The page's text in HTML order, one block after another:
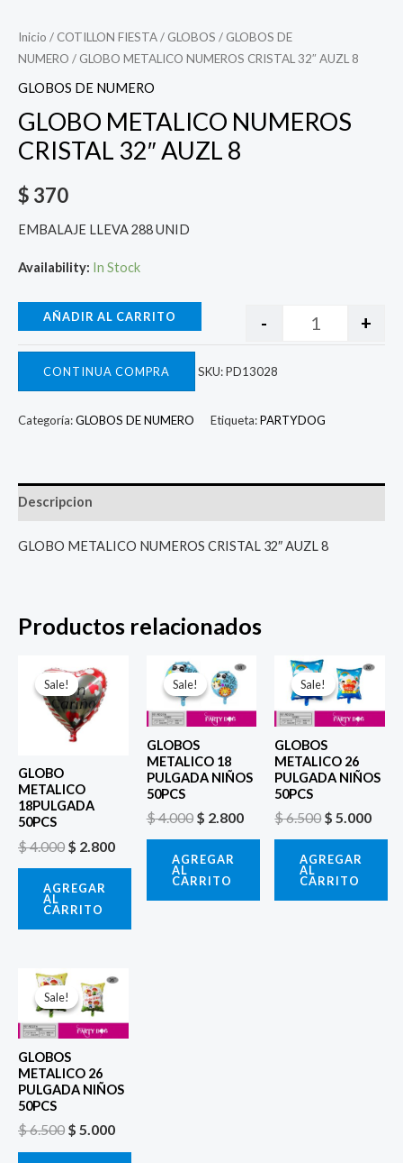
Inicio / COTILLON FIESTA/ GLOBOS / GLOBOS DE
NUMERO / GLOBO METALICO NUMEROS CRISTAL 32″ AUZL 8
GLOBOS DE NUMERO
GLOBO METALICO NUMEROS
CRISTAL 32″ AUZL 8
$ 370
EMBALAJE LLEVA 288 UNID
Availability: In Stock
- +
AÑADIR AL CARRITO
CONTINUA COMPRA SKU:PD13028
Categoría:GLOBOS DE NUMERO Etiqueta:PARTYDOG
Descripcion
GLOBO METALICO NUMEROS CRISTAL 32″ AUZL 8
Productos relacionados
Sale!
Sale!
GLOBO
METALICO
18PULGADA
50PCS
$4.000
precio
original
era:
$ 4.000.
$ 2.800
AGREGAR
AL
CARRITO
Sale!
Sale!
GLOBOS
METALICO 18
PULGADA NIÑOS
50PCS
$4.000
El
precio
original
era:
$ 2.800
El
AGREGAR
AL
CARRITO
Sale!
Sale!
GLOBOS
METALICO 26
PULGADA NIÑOS
50PCS
$6.500
El
precio
original
era:
$ 5.000
El
AGREGAR
AL
CARRITO
Sale!
Sale!
GLOBOS
METALICO 26
PULGADA NIÑOS
50PCS
$6.500
El
precio
original
era:
$ 6.500.
$ 5.000
El